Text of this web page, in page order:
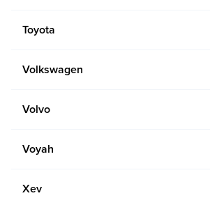
Toyota
Volkswagen
Volvo
Voyah
Xev